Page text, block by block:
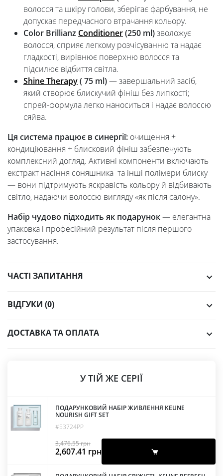
волосся та шкіру голови, зберігає фарбування, не
допускає передчасного втрачання кольору.
Color Brillianz Conditioner(250 ml)зволожує
волосся, сприяє легкому розчісуванню та надає
гладкості, вирівнює поверхню волосся та
підсилює відбиття світла.
Shine Therapy( 75 ml)— завершальний засіб,
який створює блискучий фініш без липкості;
спрей-формула легко наноситься і надає волоссю
сяйва.
Ця система працює в синергії: очищення +
кондиціювання + блисковий фініш забезпечують
комплексний догляд. Активні компоненти включають
екстракт насіння соняшника та інші полімери блиску
— вони підтримують яскравість кольору й відбивають
світло, надаючи волоссю вигляду «як після салону».
Набір чудово підходить як подарунок— елегантна
упаковка і професійний результат після першого
застосування.
ЧАСТІ ЗАПИТАННЯ
ВІДГУКИ (0)
ДОСТАВКА ТА ОПЛАТА
У ТІЙ ЖЕ СЕРІЇ
ПОДАРУНКОВИЙ НАБІР ЖИВЛЕННЯ KEUNE
NOURISH GIFT SET
#53724PP
3,476.55грн
Оригінальна
ціна:
3,476.55 грн.
2,607.41 грн
2,607.41 грн.